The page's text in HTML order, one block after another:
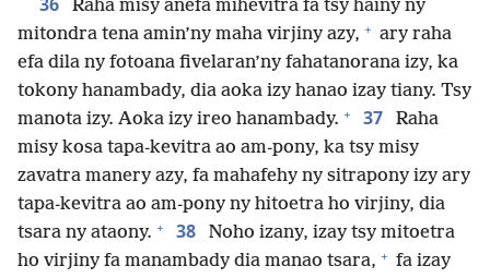
Raha misy anefa mihevitra fa tsy hainy ny
mitondra tena amin’ny maha virjiny azy, + ary raha
efa dila ny fotoana fivelaran’ny fahatanorana izy, ka
tokony hanambady, dia aoka izy hanao izay tiany. Tsy
manota izy. Aoka izy ireo hanambady. + 37
Raha
misy kosa tapa-kevitra ao am-pony, ka tsy misy
zavatra manery azy, fa mahafehy ny sitrapony izy ary
tapa-kevitra ao am-pony ny hitoetra ho virjiny, dia
tsara ny ataony. + 38
Noho izany, izay tsy mitoetra
ho virjiny fa manambady dia manao tsara, + fa izay